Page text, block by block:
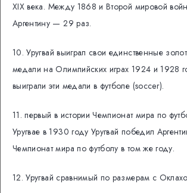
XIX века. Между 1868 и Второй мировой
Аргентину — 29 раз.
10. Уругвай выиграл свои единственные
медали на Олимпийских играх 1924 и 1928
выиграли эти медали в футболе (soccer).
11. первый в истории Чемпионат мира по
Уругвае в 1930 году Уругвай победил
Чемпионат мира по футболу в том же году.
12. Уругвай сравнимый по размерам с